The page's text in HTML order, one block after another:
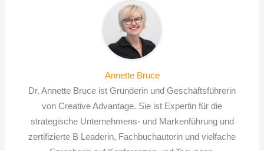
Annette Bruce
Dr. Annette Bruce ist Gründerin und Geschäftsführerin
von Creative Advantage. Sie ist Expertin für die
strategische Unternehmens- und Markenführung und
zertifizierte B Leaderin, Fachbuchautorin und vielfache